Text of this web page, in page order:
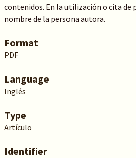
contenidos. En la utilización o cita de
nombre de la persona autora.
Format
PDF
Language
Inglés
Type
Artículo
Identifier